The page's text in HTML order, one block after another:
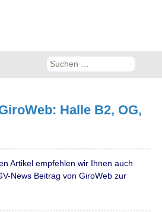
Suchen
Halle B2, OG,
Artikel empfehlen wir Ihnen auch
News Beitrag von GiroWeb zur